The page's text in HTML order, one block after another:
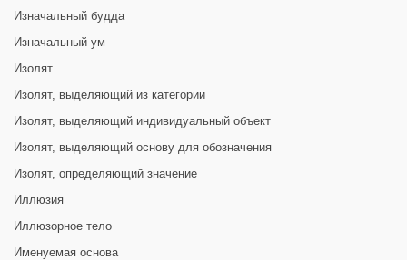
Изначальный будда
Изначальный ум
Изолят
Изолят, выделяющий из категории
Изолят, выделяющий индивидуальный объект
Изолят, выделяющий основу для обозначения
Изолят, определяющий значение
Иллюзия
Иллюзорное тело
Именуемая основа